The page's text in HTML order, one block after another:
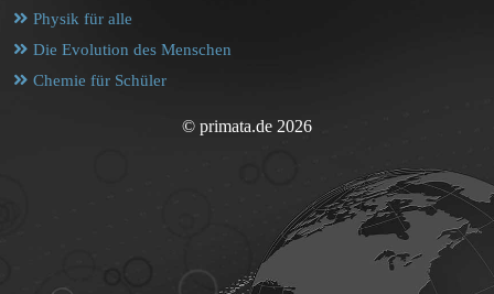
Physik für alle
Die Evolution des Menschen
Chemie für Schüler
© primata.de 2026